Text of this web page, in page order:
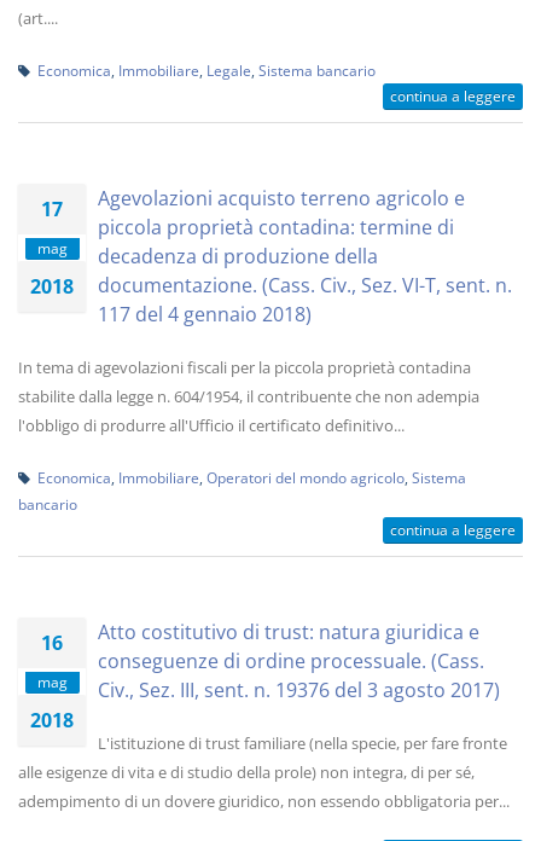
(art....
Economica Immobiliare Legale Sistema bancario
continua a leggere
17
mag
2018
Agevolazioni acquisto terreno agricolo e
piccola proprietà contadina: termine di
decadenza di produzione della
documentazione. (Cass. Civ., Sez. VI-T, sent. n.
117 del 4 gennaio 2018)
In tema di agevolazioni fiscali per la piccola proprietà contadina
stabilite dalla legge n. 604/1954, il contribuente che non adempia
l'obbligo di produrre all'Ufficio il certificato definitivo...
Economica Immobiliare Operatori del mondo agricolo Sistema
bancario
continua a leggere
16
mag
2018
Atto costitutivo di trust: natura giuridica e
conseguenze di ordine processuale. (Cass.
Civ., Sez. III, sent. n. 19376 del 3 agosto 2017)
L'istituzione di trust familiare (nella specie, per fare fronte
alle esigenze di vita e di studio della prole) non integra, di per sé,
adempimento di un dovere giuridico, non essendo obbligatoria per...